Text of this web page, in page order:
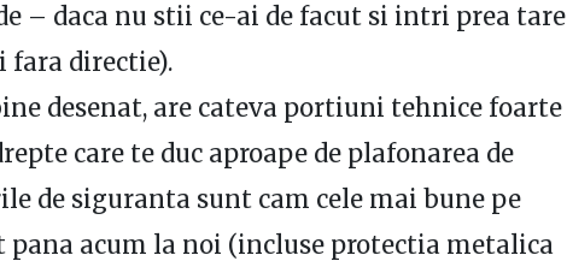
– daca nu stii ce-ai de facut si intri prea tare
fara directie).
desenat, are cateva portiuni tehnice foarte
care te duc aproape de plafonarea de
de siguranta sunt cam cele mai bune pe
pana acum la noi (incluse protectia metalica